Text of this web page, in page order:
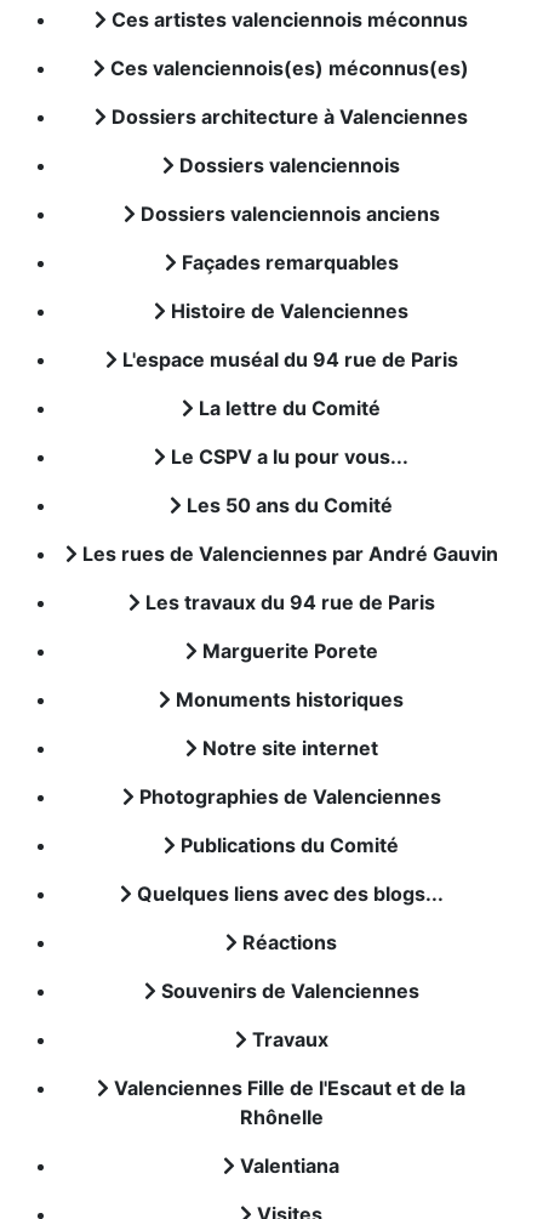
Ces artistes valenciennois méconnus
Ces valenciennois(es) méconnus(es)
Dossiers architecture à Valenciennes
Dossiers valenciennois
Dossiers valenciennois anciens
Façades remarquables
Histoire de Valenciennes
L'espace muséal du 94 rue de Paris
La lettre du Comité
Le CSPV a lu pour vous...
Les 50 ans du Comité
Les rues de Valenciennes par André Gauvin
Les travaux du 94 rue de Paris
Marguerite Porete
Monuments historiques
Notre site internet
Photographies de Valenciennes
Publications du Comité
Quelques liens avec des blogs...
Réactions
Souvenirs de Valenciennes
Travaux
Valenciennes Fille de l'Escaut et de la
Rhônelle
Valentiana
Visites